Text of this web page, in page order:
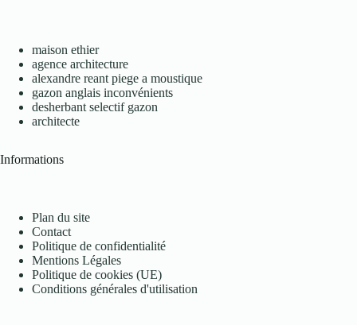
maison ethier
agence architecture
alexandre reant piege a moustique
gazon anglais inconvénients
desherbant selectif gazon
architecte
Informations
Plan du site
Contact
Politique de confidentialité
Mentions Légales
Politique de cookies (UE)
Conditions générales d'utilisation